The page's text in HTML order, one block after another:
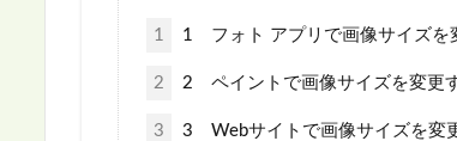
1 1 フォト アプリで画像サイズを
2 2 ペイントで画像サイズを変更
3 3 Webサイトで画像サイズを変